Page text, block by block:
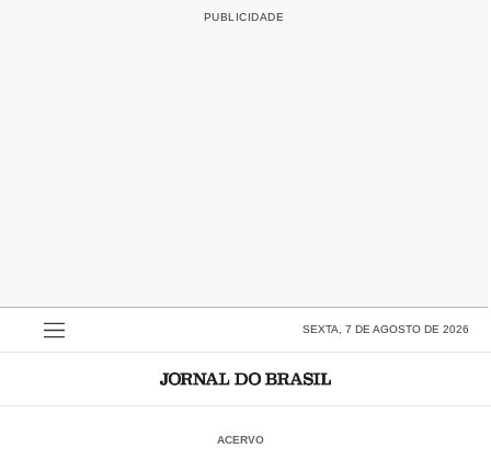
SEXTA, 7 DE AGOSTO DE 2026
ACERVO